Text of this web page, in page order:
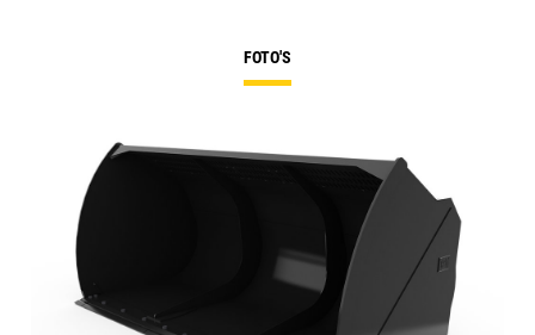
FOTO'S